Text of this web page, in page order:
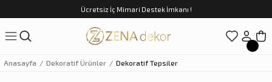
Ücretsiz İç Mimari Destek İmkanı !
Geri Dön
Geri Dön
Geri Dön
Geri Dön
Geri Dön
Anasayfa Dekoratif Ürünler Dekoratif Tepsiler